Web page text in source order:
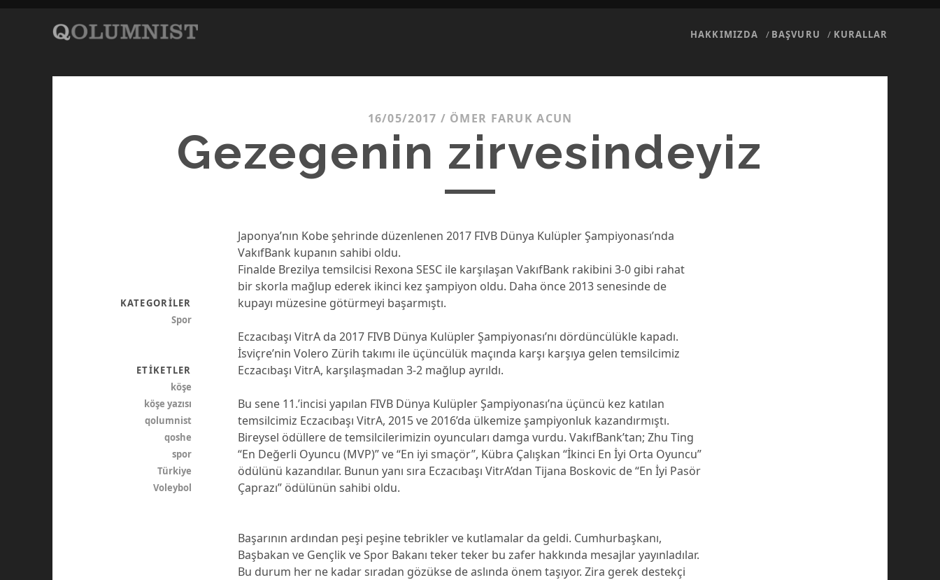
HAKKIMIZDA BAŞVURU KURALLAR
16/05/2017 / ÖMER FARUK ACUN
Gezegenin zirvesindeyiz
Japonya’nın Kobe şehrinde düzenlenen 2017 FIVB Dünya Kulüpler Şampiyonası’nda
VakıfBank kupanın sahibi oldu.
Finalde Brezilya temsilcisi Rexona SESC ile karşılaşan VakıfBank rakibini 3-0 gibi rahat
bir skorla mağlup ederek ikinci kez şampiyon oldu. Daha önce 2013 senesinde de
kupayı müzesine götürmeyi başarmıştı.
Eczacıbaşı VitrA da 2017 FIVB Dünya Kulüpler Şampiyonası’nı dördüncülükle kapadı.
İsviçre’nin Volero Zürih takımı ile üçüncülük maçında karşı karşıya gelen temsilcimiz
Eczacıbaşı VitrA, karşılaşmadan 3-2 mağlup ayrıldı.
Bu sene 11.’incisi yapılan FIVB Dünya Kulüpler Şampiyonası’na üçüncü kez katılan
temsilcimiz Eczacıbaşı VitrA, 2015 ve 2016’da ülkemize şampiyonluk kazandırmıştı.
Bireysel ödüllere de temsilcilerimizin oyuncuları damga vurdu. VakıfBank’tan; Zhu Ting
“En Değerli Oyuncu (MVP)” ve “En iyi smaçör”, Kübra Çalışkan “İkinci En İyi Orta Oyuncu”
ödülünü kazandılar. Bunun yanı sıra Eczacıbaşı VitrA’dan Tijana Boskovic de “En İyi Pasör
Çaprazı” ödülünün sahibi oldu.
Başarının ardından peşi peşine tebrikler ve kutlamalar da geldi. Cumhurbaşkanı,
Başbakan ve Gençlik ve Spor Bakanı teker teker bu zafer hakkında mesajlar yayınladılar.
Bu durum her ne kadar sıradan gözükse de aslında önem taşıyor. Zira gerek destekçi
KATEGORILER
Spor
ETIKETLER
köşe
köşe yazısı
qolumnist
qoshe
spor
Türkiye
Voleybol